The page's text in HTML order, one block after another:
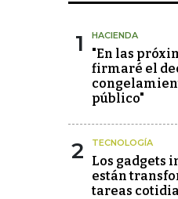
1 HACIENDA
"En las
firmaré el
público"
2 TECNOLOGÍA
Los gadgets
están
tareas